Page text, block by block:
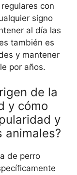
con
signo
al día las
también es
y mantener
por años.
de la
y cómo
y
animales?
de perro